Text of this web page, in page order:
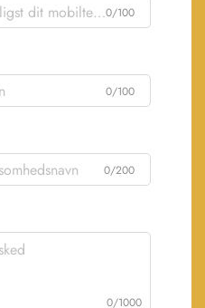
0/100
0/100
0/200
0/1000